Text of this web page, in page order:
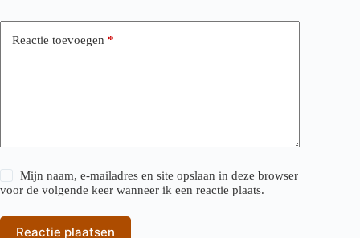
Reactie toevoegen *
Mijn naam, e-mailadres en site opslaan in deze browser
voor de volgende keer wanneer ik een reactie plaats.
Reactie plaatsen